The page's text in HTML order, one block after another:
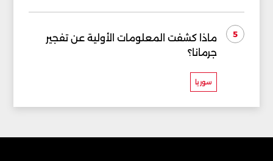
5
ماذا كشفت المعلومات الأولية عن تفجير
جرمانا؟
سوريا